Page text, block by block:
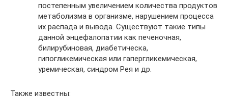
постепенным увеличением количества продуктов
метаболизма в организме, нарушением процесса
их распада и вывода. Существуют такие типы
данной энцефалопатии как печеночная,
билирубиновая, диабетическа,
гипогликемическая или гапергликемическая,
уремическая, синдром Рея и др.
Также известны: